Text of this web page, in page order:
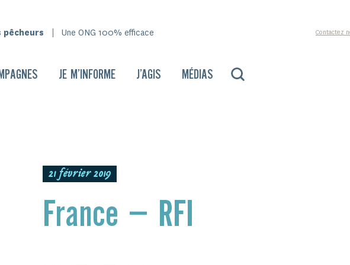
Une ONG 100% efficace Contactez
JE M’INFORME J’AGIS MÉDIAS
21 février 2019
France – RFI